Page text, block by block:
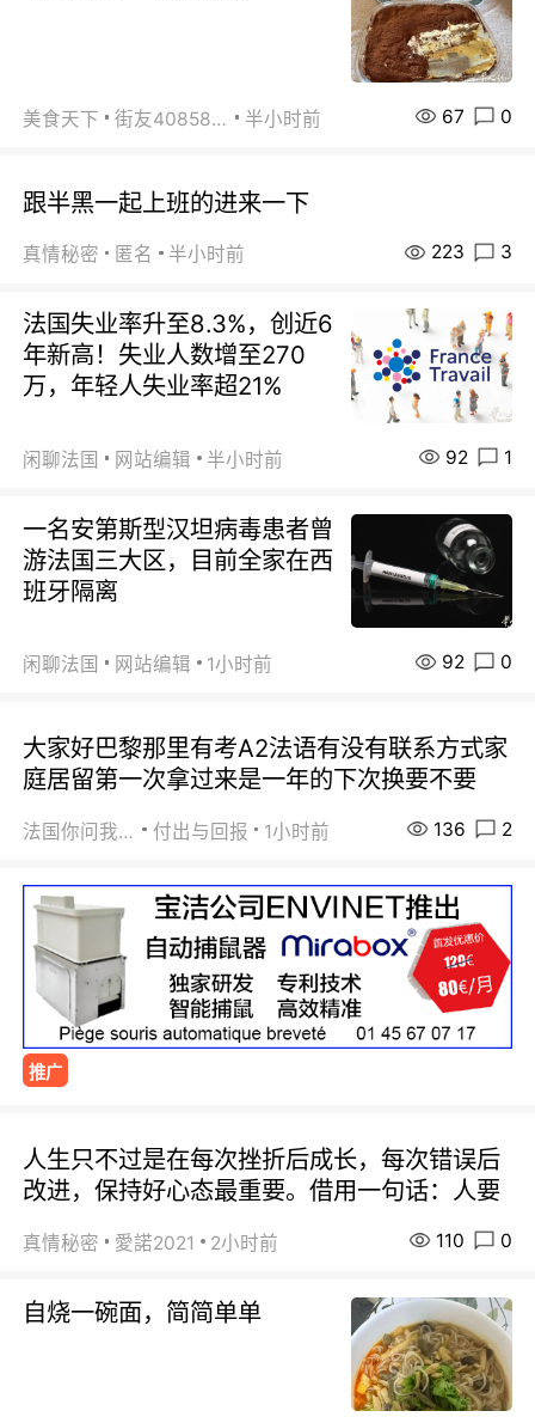
美食天下 街友40858442 半小时前 67 0
跟半黑一起上班的进来一下
真情秘密 匿名 半小时前 223 3
法国失业率升至8.3%，创近6
年新高！失业人数增至270
万，年轻人失业率超21%
闲聊法国 网站编辑 半小时前 92 1
一名安第斯型汉坦病毒患者曾
游法国三大区，目前全家在西
班牙隔离
闲聊法国 网站编辑 1小时前 92 0
大家好巴黎那里有考A2法语有没有联系方式家
庭居留第一次拿过来是一年的下次换要不要
法国你问我答 付出与回报 1小时前 136 2
推广
人生只不过是在每次挫折后成长，每次错误后
改进，保持好心态最重要。借用一句话：人要
真情秘密 愛諾2021 2小时前 110 0
自烧一碗面，简简单单